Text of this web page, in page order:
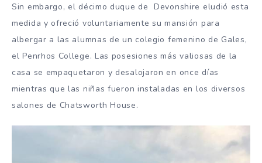
Sin embargo, el décimo duque de Devonshire eludió esta
medida y ofreció voluntariamente su mansión para
albergar a las alumnas de un colegio femenino de Gales,
el Penrhos College. Las posesiones más valiosas de la
casa se empaquetaron y desalojaron en once días
mientras que las niñas fueron instaladas en los diversos
salones de Chatsworth House.